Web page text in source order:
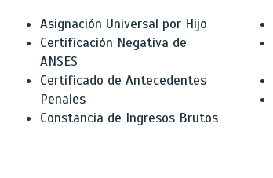
Asignación Universal por Hijo
Certificación Negativa de
ANSES
Certificado de Antecedentes
Penales
Constancia de Ingresos Brutos